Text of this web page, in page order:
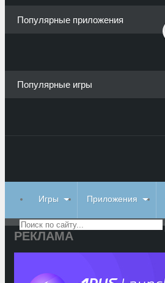
Популярные приложения
Популярные игры
Игры Приложения
РЕКЛАМА